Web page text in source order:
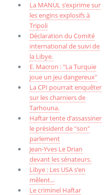
La MANUL s’exprime sur
les engins explosifs à
Tripoli
Déclaration du Comité
international de suivi de
la Libye.
E. Macron : "La Turquie
joue un jeu dangereux"
La CPI pourrait enquêter
sur les charniers de
Tarhouna.
Haftar tente d’assassiner
le président de "son"
parlement
Jean-Yves Le Drian
devant les sénateurs.
Libye : Les USA s’en
mêlent...
Le criminel Haftar